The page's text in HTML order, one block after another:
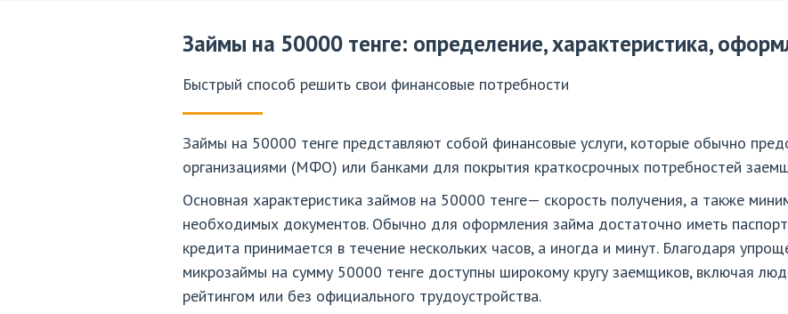
Займы на 50000 тенге: определение, характеристика,
Быстрый способ решить свои финансовые потребности
Займы на 50000 тенге представляют собой финансовые услуги, которые обычно
организациями (МФО) или банками для покрытия краткосрочных потребностей
Основная характеристика займов на 50000 тенге— скорость получения, а также
необходимых документов. Обычно для оформления займа достаточно иметь
кредита принимается в течение нескольких часов, а иногда и минут. Благодаря
микрозаймы на сумму 50000 тенге доступны широкому кругу заемщиков, включая
рейтингом или без официального трудоустройства.